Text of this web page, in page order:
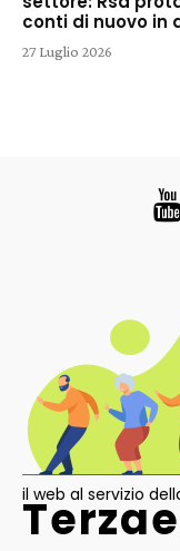
conti di nuovo in
27 Luglio 2026
il web al servizio